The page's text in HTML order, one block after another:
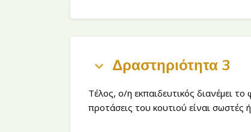
Δραστηριότητα 3
Τέλος, ο/η εκπαιδευτικός διανέμει
προτάσεις του κουτιού είναι σωστές